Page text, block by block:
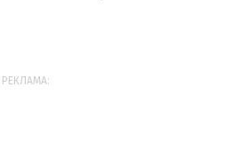
РЕКЛАМА: